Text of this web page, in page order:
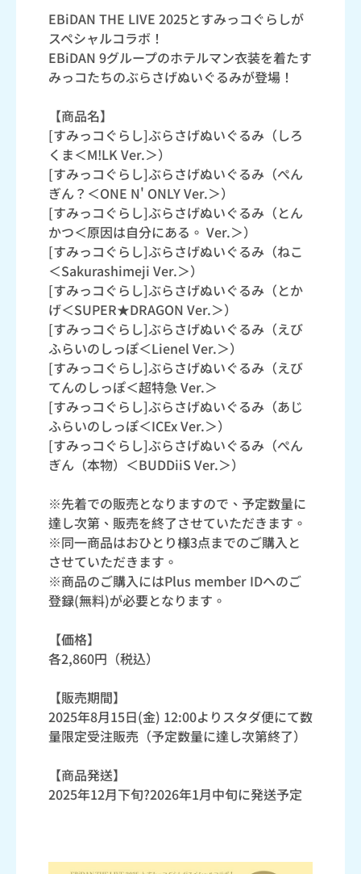
EBiDAN THE LIVE 2025とすみっコぐらしが
スペシャルコラボ！
EBiDAN 9グループのホテルマン衣装を着たす
みっコたちのぶらさげぬいぐるみが登場！
【商品名】
[すみっコぐらし]ぶらさげぬいぐるみ（しろ
くま＜M!LK Ver.＞）
[すみっコぐらし]ぶらさげぬいぐるみ（ぺん
ぎん？＜ONE N' ONLY Ver.＞）
[すみっコぐらし]ぶらさげぬいぐるみ（とん
かつ＜原因は自分にある。 Ver.＞）
[すみっコぐらし]ぶらさげぬいぐるみ（ねこ
＜Sakurashimeji Ver.＞）
[すみっコぐらし]ぶらさげぬいぐるみ（とか
げ＜SUPER★DRAGON Ver.＞）
[すみっコぐらし]ぶらさげぬいぐるみ（えび
ふらいのしっぽ＜Lienel Ver.＞）
[すみっコぐらし]ぶらさげぬいぐるみ（えび
てんのしっぽ＜超特急 Ver.＞
[すみっコぐらし]ぶらさげぬいぐるみ（あじ
ふらいのしっぽ＜ICEx Ver.＞）
[すみっコぐらし]ぶらさげぬいぐるみ（ぺん
ぎん（本物）＜BUDDiiS Ver.＞）
※先着での販売となりますので、予定数量に
達し次第、販売を終了させていただきます。
※同一商品はおひとり様3点までのご購入と
させていただきます。
※商品のご購入にはPlus member IDへのご
登録(無料)が必要となります。
【価格】
各2,860円（税込）
【販売期間】
2025年8月15日(金) 12:00よりスタダ便にて数
量限定受注販売（予定数量に達し次第終了）
【商品発送】
2025年12月下旬?2026年1月中旬に発送予定